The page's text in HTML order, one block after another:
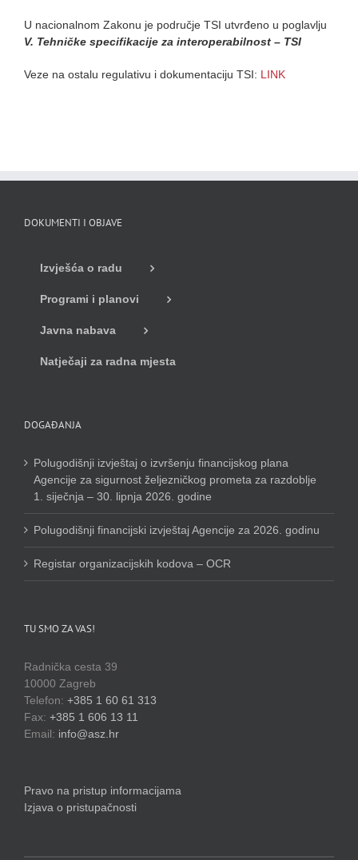
U nacionalnom Zakonu je područje TSI utvrđeno u poglavlju
V. Tehničke specifikacije za interoperabilnost – TSI
Veze na ostalu regulativu i dokumentaciju TSI: LINK
DOKUMENTI I OBJAVE
Izvješća o radu
Programi i planovi
Javna nabava
Natječaji za radna mjesta
DOGAĐANJA
Polugodišnji izvještaj o izvršenju financijskog plana
Agencije za sigurnost željezničkog prometa za razdoblje
1. siječnja – 30. lipnja 2026. godine
Polugodišnji financijski izvještaj Agencije za 2026. godinu
Registar organizacijskih kodova – OCR
TU SMO ZA VAS!
Radnička cesta 39
10000 Zagreb
Telefon: +385 1 60 61 313
Fax: +385 1 606 13 11
Email: info@asz.hr
Pravo na pristup informacijama
Izjava o pristupačnosti